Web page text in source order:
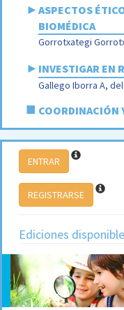
► ASPECTOS
BIOMÉDICA
Gorrotxategi
► INVESTIGAR EN
Gallego Iborra A,
■ COORDINACIÓN
ENTRAR
REGISTRARSE
Ediciones